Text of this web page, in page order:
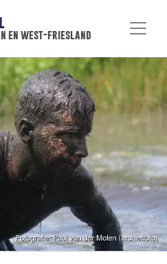
en west-friesland